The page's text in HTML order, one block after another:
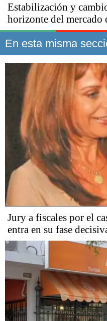
Estabilización y
horizonte del mercado
En esta misma
Jury a fiscales por el
entra en su fase